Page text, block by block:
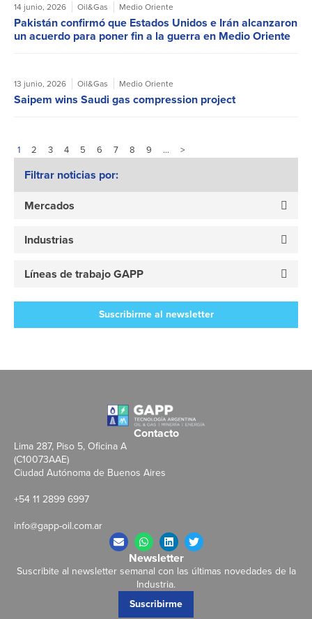
Filtrar noticias por:
Mercados
Industrias
Líneas de trabajo GAPP
Suscribirme al newsletter
14 junio, 2026 Oil&Gas Medio Oriente
Pakistán confirmó que Estados Unidos e Irán alcanzaron
un acuerdo para poner fin a la guerra en Medio Oriente
13 junio, 2026 Oil&Gas Medio Oriente
Saipem wins Saudi gas compression project
1 2 3 4 5 6 7 8 9 … >
Contacto
Lima 287, Piso 5, Oficina A
(C10073AAE)
Ciudad Autónoma de Buenos Aires
+54 11 2899 6997
info@gapp-oil.com.ar
Newsletter
Suscribite al newsletter semanal con las últimas novedades de la
Industria.
Suscribirme